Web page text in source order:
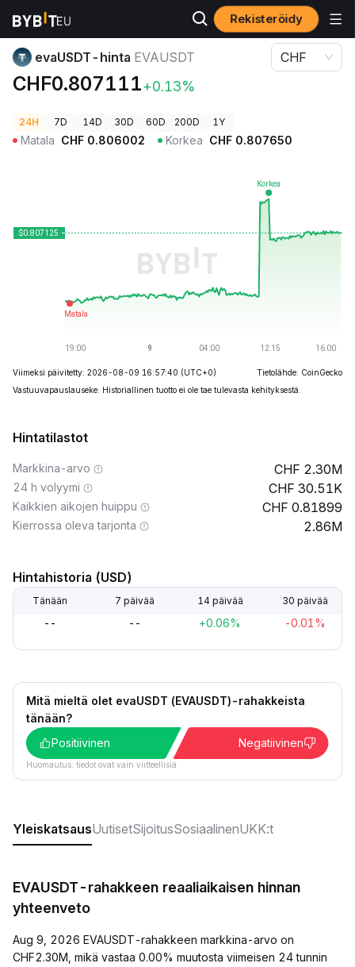
Rekisteröidy
Kryptohinnat evaUSDT-hinta EVAUSDT
evaUSDT-hinta EVAUSDT
CHF0.807111+0.13%
CHF
24H 7D 14D 30D 60D 200D 1Y
Matala CHF 0.806002 Korkea CHF 0.807650
Viimeksi päivitetty: 2026-08-09 16:57:40 (UTC+0)
Tietolähde: CoinGecko
Vastuuvapauslauseke: Historiallinen tuotto ei ole tae tulevasta kehityksestä.
Hintatilastot
Markkina-arvo 2.30M
24 h volyymi 30.51K
Kaikkien aikojen huippu 0.81899
Kierrossa oleva tarjonta 2.86M
Hintahistoria (USD)
Tänään 7 päivää 14 päivää 30 päivää
-- -- +0.06% -0.01%
Mitä mieltä olet evaUSDT (EVAUSDT)-rahakkeista
tänään?
Positiivinen
Negatiivinen
Huomautus: tiedot ovat vain viitteellisiä.
YleiskatsausUutisetSijoitusSosiaalinenUKK:t
EVAUSDT-rahakkeen reaaliaikaisen hinnan
yhteenveto
Aug 9, 2026 EVAUSDT-rahakkeen markkina-arvo on
CHF2.30M, mikä vastaa 0.00% muutosta viimeisen 24 tunnin